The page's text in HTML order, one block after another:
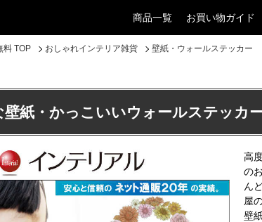
商品一覧 お買い物ガイド
料 TOP おしゃれインテリア雑貨 壁紙・ウォールステッカー
壁紙・かっこいいウォールステッカ
高
の
ん
屋
壁